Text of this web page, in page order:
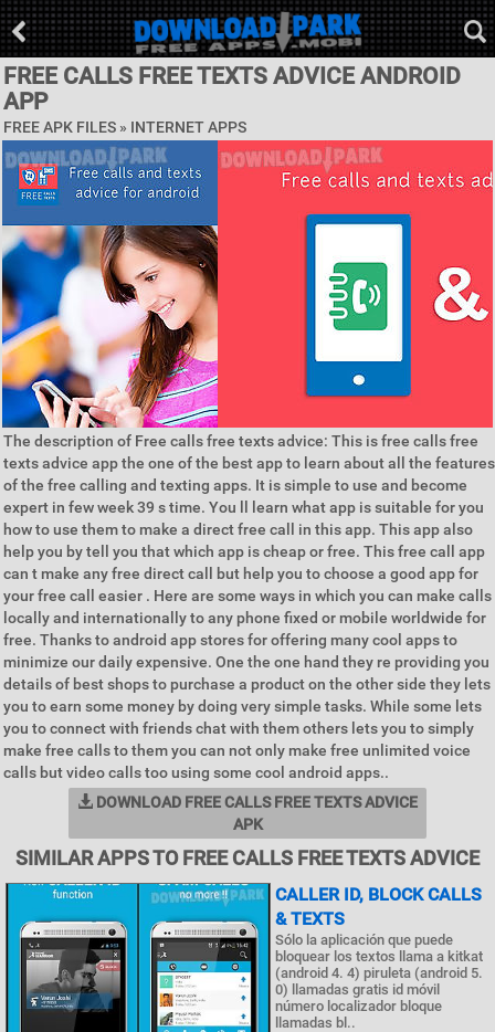
FREE CALLS FREE TEXTS ADVICE ANDROID
APP
FREE APK FILES » INTERNET APPS
The description of Free calls free texts advice: This is free calls free
texts advice app the one of the best app to learn about all the features
of the free calling and texting apps. It is simple to use and become
expert in few week 39 s time. You ll learn what app is suitable for you
how to use them to make a direct free call in this app. This app also
help you by tell you that which app is cheap or free. This free call app
can t make any free direct call but help you to choose a good app for
your free call easier . Here are some ways in which you can make calls
locally and internationally to any phone fixed or mobile worldwide for
free. Thanks to android app stores for offering many cool apps to
minimize our daily expensive. One the one hand they re providing you
details of best shops to purchase a product on the other side they lets
you to earn some money by doing very simple tasks. While some lets
you to connect with friends chat with them others lets you to simply
make free calls to them you can not only make free unlimited voice
calls but video calls too using some cool android apps..
DOWNLOAD FREE CALLS FREE TEXTS ADVICE
APK
SIMILAR APPS TO FREE CALLS FREE TEXTS ADVICE
CALLER ID, BLOCK CALLS
& TEXTS
Sólo la aplicación que puede
bloquear los textos llama a kitkat
(android 4. 4) piruleta (android 5.
0) llamadas gratis id móvil
número localizador bloque
llamadas bl..